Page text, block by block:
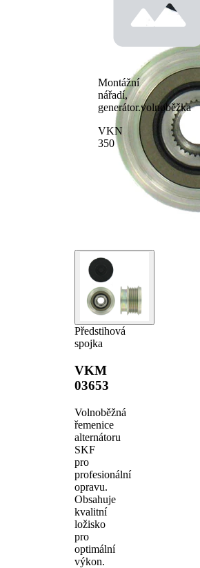
Předstihová
spojka
VKM
03653
Volnoběžná
řemenice
alternátoru
SKF
pro
profesionální
opravu.
Obsahuje
kvalitní
ložisko
pro
optimální
výkon.
speciální
nářadí
výrobce
553392.XX
Montážní
nářadí,
generátor.volnoběžka
VKN
350